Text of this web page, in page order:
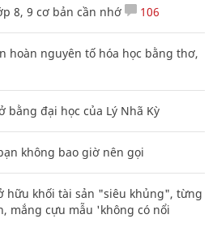
8, 9 cơ bản cần nhớ 106
hoàn nguyên tố hóa học bằng thơ,
đại học của Lý Nhã Kỳ
không bao giờ nên gọi
hữu khối tài sản "siêu khủng", từng
mắng cựu mẫu 'không có nổi